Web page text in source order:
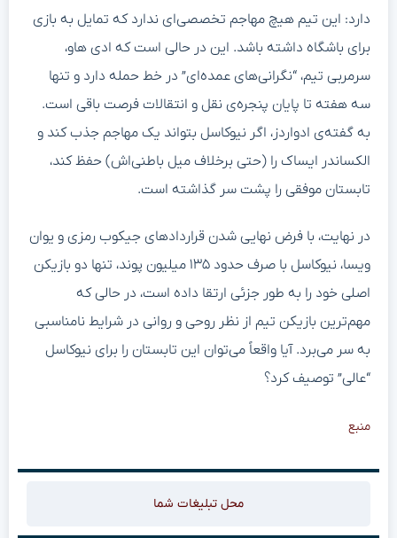
دارد: این تیم هیچ مهاجم تخصصی‌ای ندارد که تمایل به بازی
برای باشگاه داشته باشد. این در حالی است که ادی هاو،
سرمربی تیم، “نگرانی‌های عمده‌ای” در خط حمله دارد و تنها
سه هفته تا پایان پنجره‌ی نقل و انتقالات فرصت باقی است.
به گفته‌ی ادواردز، اگر نیوکاسل بتواند یک مهاجم جذب کند و
الکساندر ایساک را (حتی برخلاف میل باطنی‌اش) حفظ کند،
تابستان موفقی را پشت سر گذاشته است.
در نهایت، با فرض نهایی شدن قراردادهای جیکوب رمزی و یوان
ویسا، نیوکاسل با صرف حدود ۱۳۵ میلیون پوند، تنها دو بازیکن
اصلی خود را به طور جزئی ارتقا داده است، در حالی که
مهم‌ترین بازیکن تیم از نظر روحی و روانی در شرایط نامناسبی
به سر می‌برد. آیا واقعاً می‌توان این تابستان را برای نیوکاسل
“عالی” توصیف کرد؟
منبع
محل تبلیغات شما